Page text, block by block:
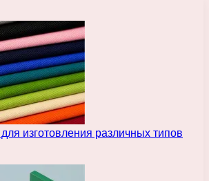
изготовления различных типов